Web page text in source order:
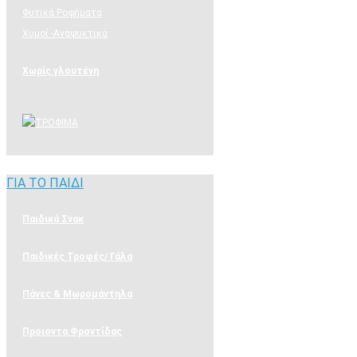
Φυτικά Ροφήματα
Χυμοί -Αναψυκτικά
Χωρίς γλουτένη
ΓΙΑ ΤΟ ΠΑΙΔΙ
Παιδικά Σνακ
Παιδικές Τροφές/ Γάλα
Πάνες & Μωρομάντηλα
Προιοντα Φροντίδας